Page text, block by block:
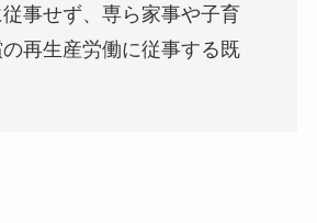
事せず、専ら家事や子育
再生産労働に従事する既